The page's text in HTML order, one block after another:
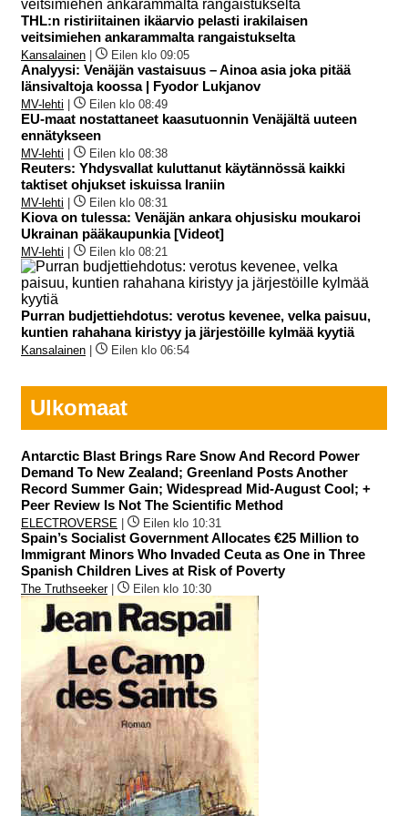
THL:n ristiriitainen ikäarvio pelasti irakilaisen
veitsimiehen ankarammalta rangaistukselta
Kansalainen | Eilen klo 09:05
Analyysi: Venäjän vastaisuus – Ainoa asia joka pitää
länsivaltoja koossa | Fyodor Lukjanov
MV-lehti | Eilen klo 08:49
EU-maat nostattaneet kaasutuonnin Venäjältä uuteen
ennätykseen
MV-lehti | Eilen klo 08:38
Reuters: Yhdysvallat kuluttanut käytännössä kaikki
taktiset ohjukset iskuissa Iraniin
MV-lehti | Eilen klo 08:31
Kiova on tulessa: Venäjän ankara ohjusisku moukaroi
Ukrainan pääkaupunkia [Videot]
MV-lehti | Eilen klo 08:21
Purran budjettiehdotus: verotus kevenee, velka paisuu,
kuntien rahahana kiristyy ja järjestöille kylmää kyytiä
Kansalainen | Eilen klo 06:54
Ulkomaat
Antarctic Blast Brings Rare Snow And Record Power
Demand To New Zealand; Greenland Posts Another
Record Summer Gain; Widespread Mid-August Cool; +
Peer Review Is Not The Scientific Method
ELECTROVERSE | Eilen klo 10:31
Spain’s Socialist Government Allocates €25 Million to
Immigrant Minors Who Invaded Ceuta as One in Three
Spanish Children Lives at Risk of Poverty
The Truthseeker| Eilen klo 10:30